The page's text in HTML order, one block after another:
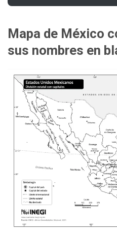
Mapa de México
sus nombres en